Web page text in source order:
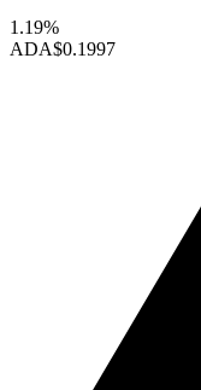
1.19%
ADA$0.1997